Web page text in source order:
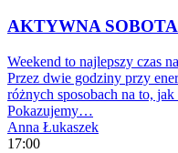
AKTYWNA SOBOTA
Weekend to najlepszy czas
Przez dwie godziny przy
różnych sposobach na to,
Pokazujemy…
Anna Łukaszek
17:00